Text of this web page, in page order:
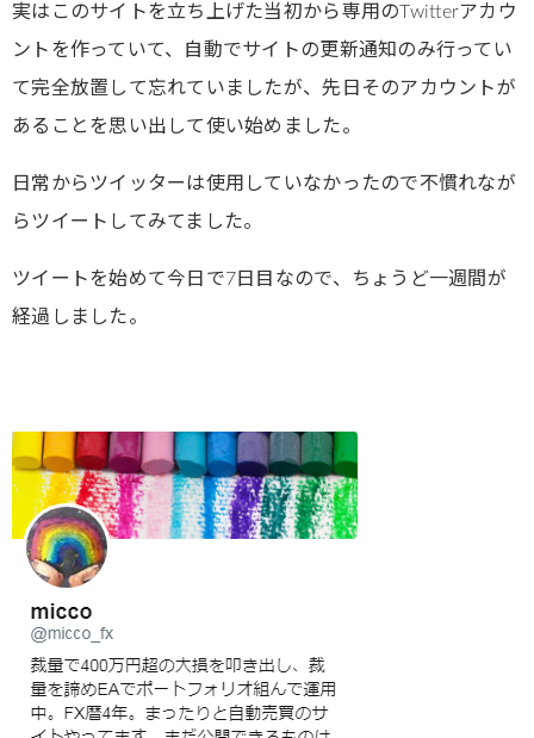
実はこのサイトを立ち上げた当初から専用のTwitterアカウ
ントを作っていて、自動でサイトの更新通知のみ行ってい
て完全放置して忘れていましたが、先日そのアカウントが
あることを思い出して使い始めました。
日常からツイッターは使用していなかったので不慣れなが
らツイートしてみてました。
ツイートを始めて今日で7日目なので、ちょうど一週間が
経過しました。